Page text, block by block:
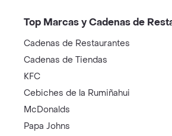
Top Marcas y Cadenas de
Cadenas de Restaurantes
Cadenas de Tiendas
KFC
Cebiches de la Rumiñahui
McDonalds
Papa Johns